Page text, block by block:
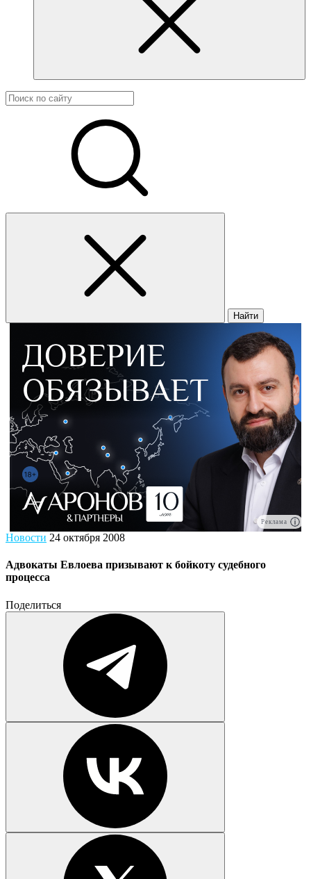
Найти
Реклама
Новости 24 октября 2008
Адвокаты Евлоева призывают к бойкоту судебного
процесса
Поделиться